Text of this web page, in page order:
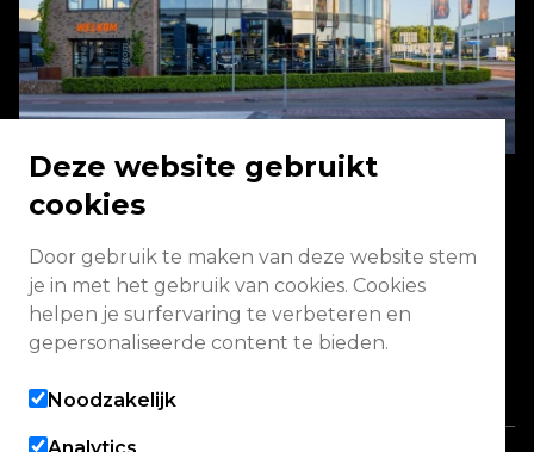
Energieweg 2 3771 NA Barneveld
Vandaag geopend van 09:00 - 13:00
(werkplaats gesloten)
Deze website gebruikt
cookies
Door gebruik te maken van deze website stem
je in met het gebruik van cookies. Cookies
helpen je surfervaring te verbeteren en
gepersonaliseerde content te bieden.
Noodzakelijk